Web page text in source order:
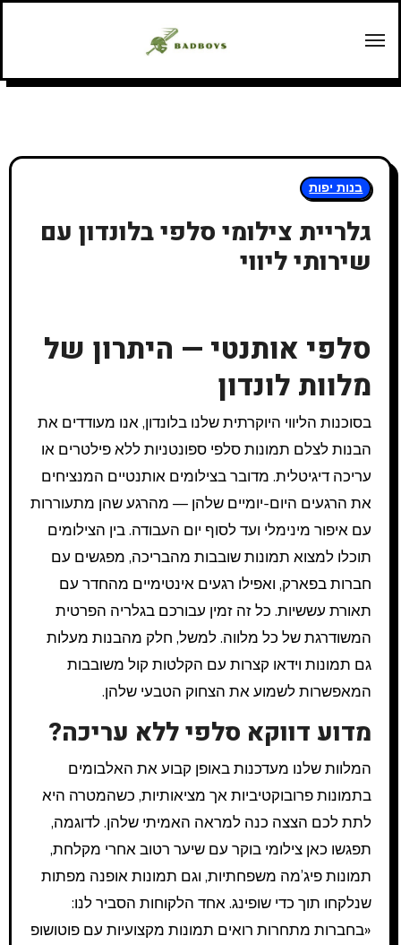
בנות יפות
גלריית צילומי סלפי בלונדון עם
שירותי ליווי
סלפי אותנטי — היתרון של
מלוות לונדון
בסוכנות הליווי היוקרתית שלנו בלונדון, אנו מעודדים את
הבנות לצלם תמונות סלפי ספונטניות ללא פילטרים או
עריכה דיגיטלית. מדובר בצילומים אותנטיים המנציחים
את הרגעים היום-יומיים שלהן — מהרגע שהן מתעוררות
עם איפור מינימלי ועד לסוף יום העבודה. בין הצילומים
תוכלו למצוא תמונות שובבות מהבריכה, מפגשים עם
חברות בפארק, ואפילו רגעים אינטימיים מהחדר עם
תאורת עששיות. כל זה זמין עבורכם בגלריה הפרטית
המשודרגת של כל מלווה. למשל, חלק מהבנות מעלות
גם תמונות וידאו קצרות עם הקלטות קול משובבות
המאפשרות לשמוע את הצחוק הטבעי שלהן.
מדוע דווקא סלפי ללא עריכה?
המלוות שלנו מעדכנות באופן קבוע את האלבומים
בתמונות פרובוקטיביות אך מציאותיות, כשהמטרה היא
לתת לכם הצצה כנה למראה האמיתי שלהן. לדוגמה,
תפגשו כאן צילומי בוקר עם שיער רטוב אחרי מקלחת,
תמונות פיג’מה משפחתיות, וגם תמונות אופנה מפתות
שנלקחו תוך כדי שופינג. אחד הלקוחות הסביר לנו:
«בחברות מתחרות רואים תמונות מקצועיות עם פוטושופ